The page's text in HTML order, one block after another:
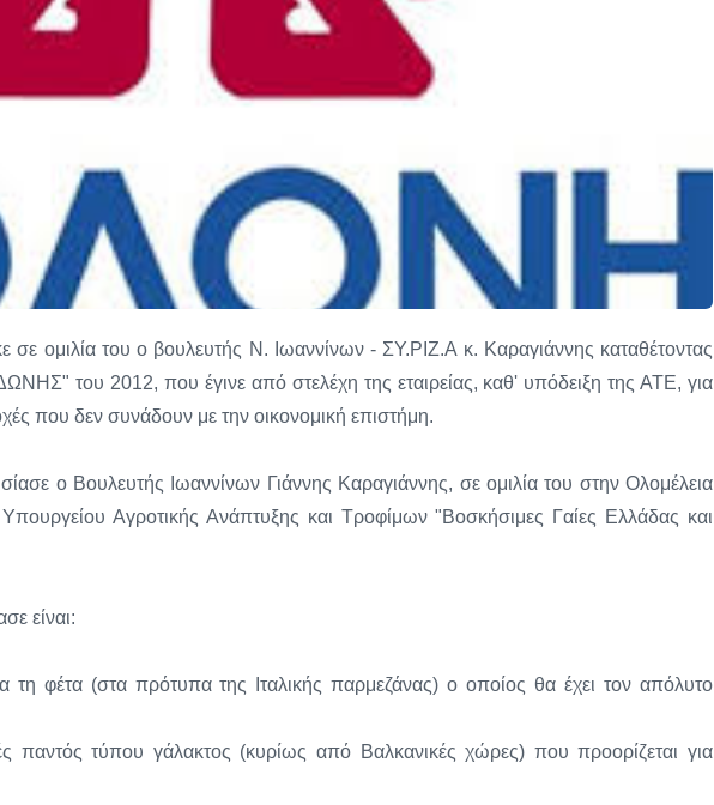
ομιλία του ο βουλευτής Ν. Ιωαννίνων - ΣΥ.ΡΙΖ.Α κ. Καραγιάννης καταθέτοντας
του 2012, που έγινε από στελέχη της εταιρείας, καθ' υπόδειξη της ΑΤΕ, για
που δεν συνάδουν με την οικονομική επιστήμη.
ο Βουλευτής Ιωαννίνων Γιάννης Καραγιάννης, σε ομιλία του στην Ολομέλεια
Αγροτικής Ανάπτυξης και Τροφίμων "Βοσκήσιμες Γαίες Ελλάδας και
είναι:
τη φέτα (στα πρότυπα της Ιταλικής παρμεζάνας) ο οποίος θα έχει τον απόλυτο
παντός τύπου γάλακτος (κυρίως από Βαλκανικές χώρες) που προορίζεται για